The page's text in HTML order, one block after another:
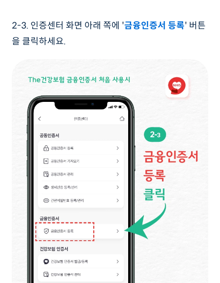
2-3. 인증센터 화면 아래 쪽에 '금융인증서 등록' 버튼
을 클릭하세요.